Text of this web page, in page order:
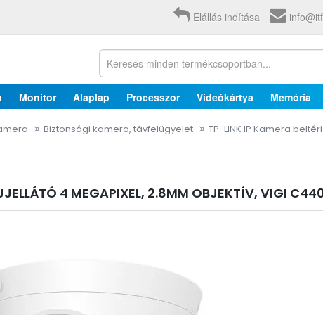
Elállás indítása
Monitor Alaplap Processzor Videókártya Memória
Biztonsági kamera, távfelügyelet TP-LINK IP Kamera
4 MEGAPIXEL, 2.8MM OBJEKTÍV, VIGI